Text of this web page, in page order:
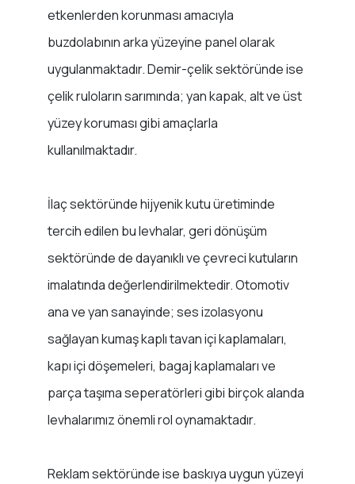
etkenlerden korunması amacıyla
buzdolabının arka yüzeyine panel olarak
uygulanmaktadır. Demir-çelik sektöründe ise
çelik ruloların sarımında; yan kapak, alt ve üst
yüzey koruması gibi amaçlarla
kullanılmaktadır.
İlaç sektöründe hijyenik kutu üretiminde
tercih edilen bu levhalar, geri dönüşüm
sektöründe de dayanıklı ve çevreci kutuların
imalatında değerlendirilmektedir. Otomotiv
ana ve yan sanayinde; ses izolasyonu
sağlayan kumaş kaplı tavan içi kaplamaları,
kapı içi döşemeleri, bagaj kaplamaları ve
parça taşıma seperatörleri gibi birçok alanda
levhalarımız önemli rol oynamaktadır.
Reklam sektöründe ise baskıya uygun yüzeyi